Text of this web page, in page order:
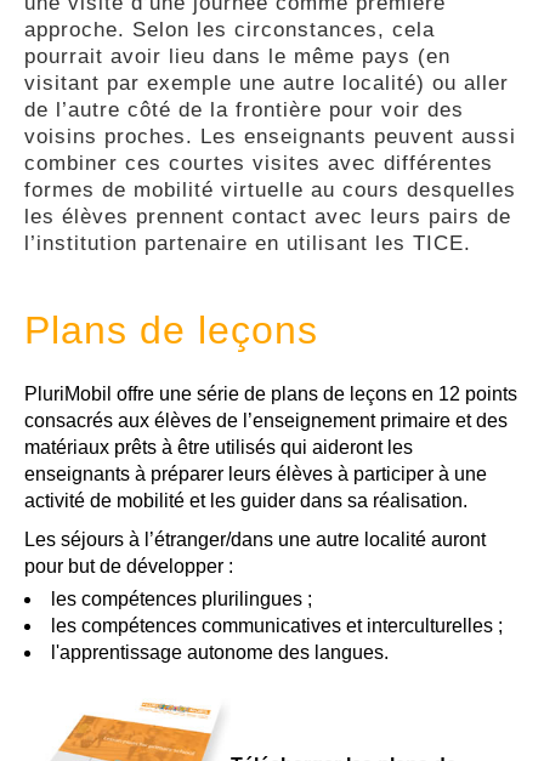
PUBLICATIONS
ORGANISATIONS
FAQ
approche. Selon les circonstances, cela
pourrait avoir lieu dans le même pays (en
visitant par exemple une autre localité) ou aller
de l’autre côté de la frontière pour voir des
voisins proches. Les enseignants peuvent aussi
combiner ces courtes visites avec différentes
formes de mobilité virtuelle au cours desquelles
les élèves prennent contact avec leurs pairs de
l’institution partenaire en utilisant les TICE.
Plans de leçons
PluriMobil offre une série de plans de leçons en 12 points
consacrés aux élèves de l’enseignement primaire et des
matériaux prêts à être utilisés qui aideront les
enseignants à préparer leurs élèves à participer à une
activité de mobilité et les guider dans sa réalisation.
Les séjours à l’étranger/dans une autre localité auront
pour but de développer :
les compétences plurilingues ;
les compétences communicatives et interculturelles ;
l'apprentissage autonome des langues.